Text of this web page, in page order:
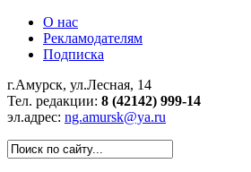
О нас
Рекламодателям
Подписка
г.Амурск, ул.Лесная, 14
Тел. редакции: 8 (42142) 999-14
эл.адрес: ng.amursk@ya.ru